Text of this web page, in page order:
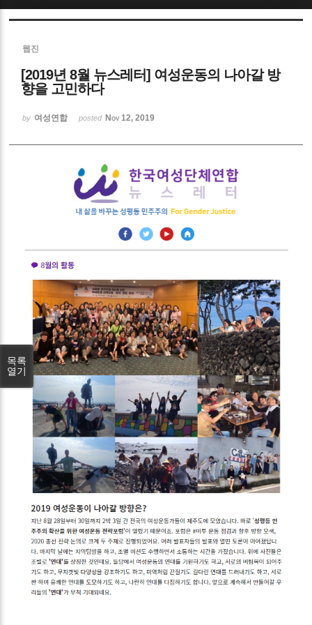
웹진
[2019년 8월 뉴스레터] 여성운동의 나아갈 방
향을 고민하다
by 여성연합 posted Nov 12, 2019
목록
열기
Sketchbook5, 스케치북5
Sketchbook5, 스케치북5